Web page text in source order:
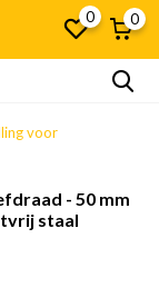
0 0
voor
- 50 mm
staal